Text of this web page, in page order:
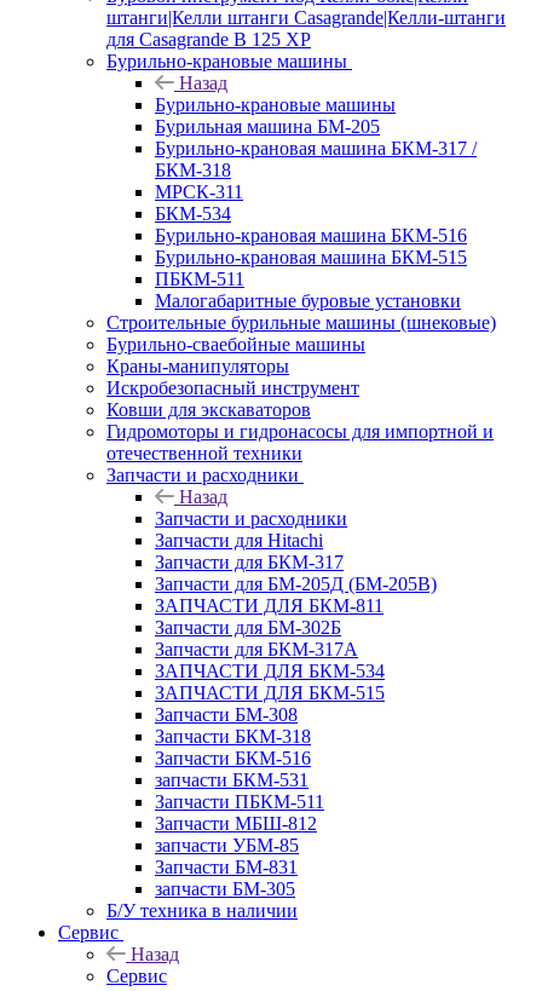
штанги|Келли штанги Casagrande|Келли-штанги
для Casagrande B 125 XP
Бурильно-крановые машины
Назад
Бурильно-крановые машины
Бурильная машина БМ-205
Бурильно-крановая машина БКМ-317 /
БКМ-318
МРСК-311
БКМ-534
Бурильно-крановая машина БКМ-516
Бурильно-крановая машина БКМ-515
ПБКМ-511
Малогабаритные буровые установки
Строительные бурильные машины (шнековые)
Бурильно-сваебойные машины
Краны-манипуляторы
Искробезопасный инструмент
Ковши для экскаваторов
Гидромоторы и гидронасосы для импортной и
отечественной техники
Запчасти и расходники
Назад
Запчасти и расходники
Запчасти для Hitachi
Запчасти для БКМ-317
Запчасти для БМ-205Д (БМ-205В)
ЗАПЧАСТИ ДЛЯ БКМ-811
Запчасти для БМ-302Б
Запчасти для БКМ-317А
ЗАПЧАСТИ ДЛЯ БКМ-534
ЗАПЧАСТИ ДЛЯ БКМ-515
Запчасти БМ-308
Запчасти БКМ-318
Запчасти БКМ-516
запчасти БКМ-531
Запчасти ПБКМ-511
Запчасти МБШ-812
запчасти УБМ-85
Запчасти БМ-831
запчасти БМ-305
Б/У техника в наличии
Сервис
Назад
Сервис